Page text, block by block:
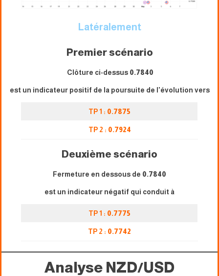
Latéralement
Premier scénario
Clôture ci-dessus 0.7840
est un indicateur positif de la poursuite de l'évolution vers
TP 1 : 0.7875
TP 2 : 0.7924
Deuxième scénario
Fermeture en dessous de 0.7840
est un indicateur négatif qui conduit à
TP 1 : 0.7775
TP 2 : 0.7742
Analyse NZD/USD